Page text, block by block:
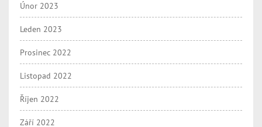
Únor 2023
Leden 2023
Prosinec 2022
Listopad 2022
Říjen 2022
Září 2022